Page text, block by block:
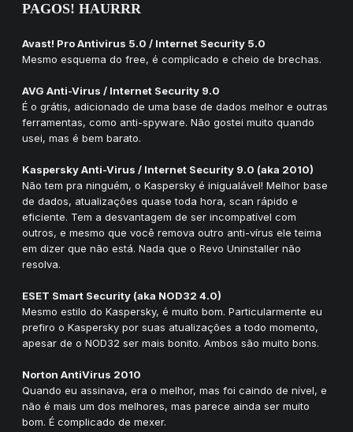
PAGOS! HAURRR
Avast! Pro Antivirus 5.0 / Internet Security 5.0
Mesmo esquema do free, é complicado e cheio de brechas.
AVG Anti-Virus / Internet Security 9.0
É o grátis, adicionado de uma base de dados melhor e outras
ferramentas, como anti-spyware. Não gostei muito quando
usei, mas é bem barato.
Kaspersky Anti-Virus / Internet Security 9.0 (aka 2010)
Não tem pra ninguém, o Kaspersky é inigualável! Melhor base
de dados, atualizações quase toda hora, scan rápido e
eficiente. Tem a desvantagem de ser incompatível com
outros, e mesmo que você remova outro anti-vírus ele teima
em dizer que não está. Nada que o Revo Uninstaller não
resolva.
ESET Smart Security (aka NOD32 4.0)
Mesmo estilo do Kaspersky, é muito bom. Particularmente eu
prefiro o Kaspersky por suas atualizações a todo momento,
apesar de o NOD32 ser mais bonito. Ambos são muito bons.
Norton AntiVirus 2010
Quando eu assinava, era o melhor, mas foi caindo de nível, e
não é mais um dos melhores, mas parece ainda ser muito
bom. É complicado de mexer.